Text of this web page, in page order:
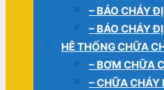
– BÁO CHÁY
– BÁO CHÁY
HỆ THỐNG CHỮA
– BƠM CHỮA
– CHỮA CHÁY